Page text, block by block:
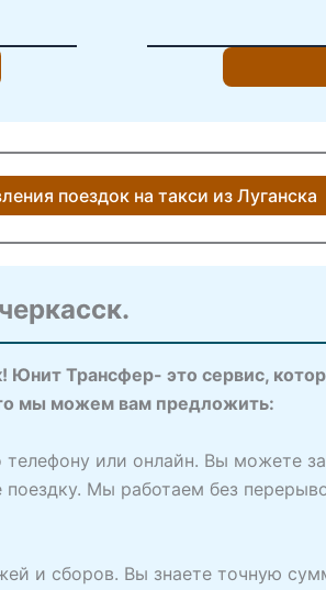
поездок на такси из Луганска
Юнит Трансфер- это сервис,
мы можем вам предложить:
или онлайн. Вы можете
Мы работаем без
и сборов. Вы знаете точную